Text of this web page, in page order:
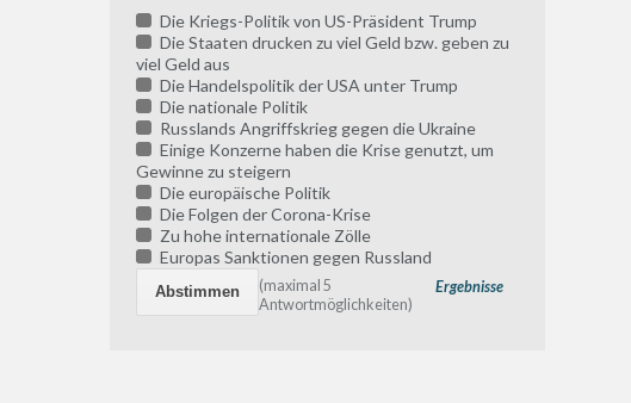
Die Kriegs-Politik von US-Präsident Trump
Die Staaten drucken zu viel Geld bzw. geben zu
viel Geld aus
Die Handelspolitik der USA unter Trump
Die nationale Politik
Russlands Angriffskrieg gegen die Ukraine
Einige Konzerne haben die Krise genutzt, um
Gewinne zu steigern
Die europäische Politik
Die Folgen der Corona-Krise
Zu hohe internationale Zölle
Europas Sanktionen gegen Russland
Ergebnisse
(maximal 5
Antwortmöglichkeiten)